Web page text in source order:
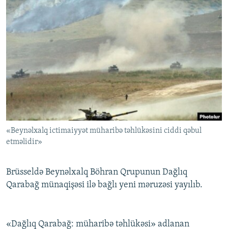
ARAŞDIRMA
MULTIMEDIA
İNFOQRAFIKA
KARIKATURA
RADIO ARXIV
AZƏRBAYCAN ƏDƏBIYYATI KITABXANASI
İSLAM VƏ DEMOKRATIYA
İZ - MƏDƏNIYYƏT PROQRAMI
HAQQIMIZDA
MISSIYAMIZ
PEŞƏ ETIKASI VƏ JURNALISTIKA STANDARTLARIMIZ
MATERIALLARIMIZDAN ISTIFADƏ
AZADLIQRADIOSU MOBIL TELEFONUNUZDA
XƏBƏR BÜLLETENLƏRIMIZ
BIZI IZLƏ
RFE/RL-in bütün saytları
«Beynəlxalq ictimaiyyət müharibə təhlükəsini ciddi qəbul
etməlidir»
Brüsseldə Beynəlxalq Böhran Qrupunun Dağlıq
Qarabağ münaqişəsi ilə bağlı yeni məruzəsi yayılıb.
«Dağlıq Qarabağ: müharibə təhlükəsi» adlanan